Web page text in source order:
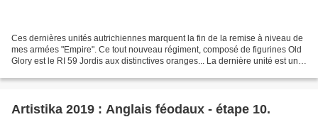
Ces dernières unités autrichiennes marquent la fin de la remise à niveau de
mes armées "Empire". Ce tout nouveau régiment, composé de figurines Old
Glory est le RI 59 Jordis aux distinctives oranges... La dernière unité est un
Artistika 2019 : Anglais féodaux - étape 10.